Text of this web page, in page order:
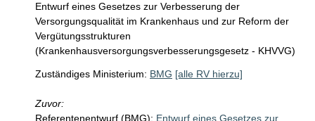
Entwurf eines Gesetzes zur Verbesserung der
Versorgungsqualität im Krankenhaus und zur Reform der
Vergütungsstrukturen
(Krankenhausversorgungsverbesserungsgesetz - KHVVG)
Zuständiges Ministerium: BMG [alle RV hierzu]
Zuvor:
Referentenentwurf (BMG): Entwurf eines Gesetzes zur